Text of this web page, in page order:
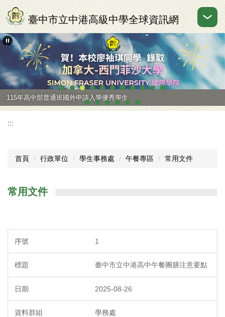
跳
到
主
要
區
臺中市立中港高級中學全球資訊網
115年高中部普通班國外申請入學優秀學生
:::
首頁 行政單位 學生事務處 午餐專區 常用文件
常用文件
1
臺中市立中港高中午餐團膳注意要點
2025-08-26
學務處